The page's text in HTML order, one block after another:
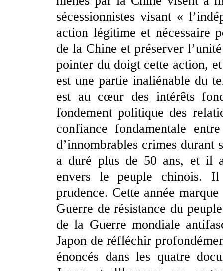
sécessionnistes visant «
action légitime et nécessaire
de la Chine et préserver
pointer du doigt cette action,
est une partie inaliénable du
est au cœur des intérêts
fondement politique des
confiance fondamentale
d’innombrables crimes
a duré plus de 50 ans, et il
envers le peuple chinois.
prudence. Cette année
Guerre de résistance du
de la Guerre mondiale
Japon de réfléchir
énoncés dans les quatre